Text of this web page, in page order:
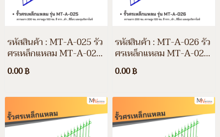
รหัสสินค้า : MT-A-025 รั้ว
ศรเหล็กแหลม MT-A-025
ความยาว 200 ซม. ความสูง
100 ซม. สีขาว สีดำ สีอื่นๆ
0.00 ฿
รหัสสินค้า : MT-A-026 รั้ว
ศรเหล็กแหลม MT-A-026
ความยาว 200 ซม. ความสูง
120 ซม. สีขาว สีดำ สีอื่นๆ
0.00 ฿